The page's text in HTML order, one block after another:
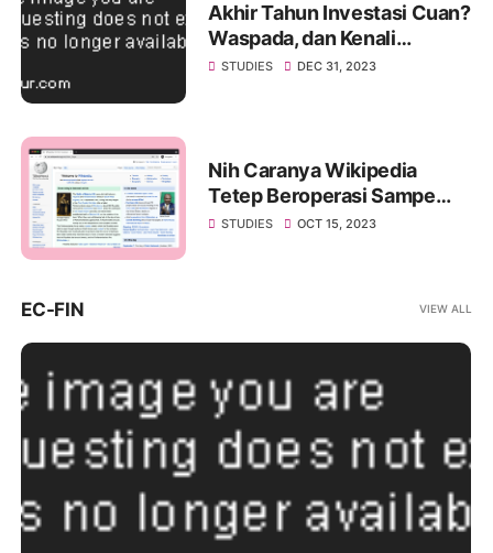
Akhir Tahun Investasi Cuan?
Waspada, dan Kenali
"Window Dressing" di Pasar
STUDIES DEC 31, 2023
Nih Caranya Wikipedia
Tetep Beroperasi Sampe
Sekarang
STUDIES OCT 15, 2023
EC-FIN VIEW ALL